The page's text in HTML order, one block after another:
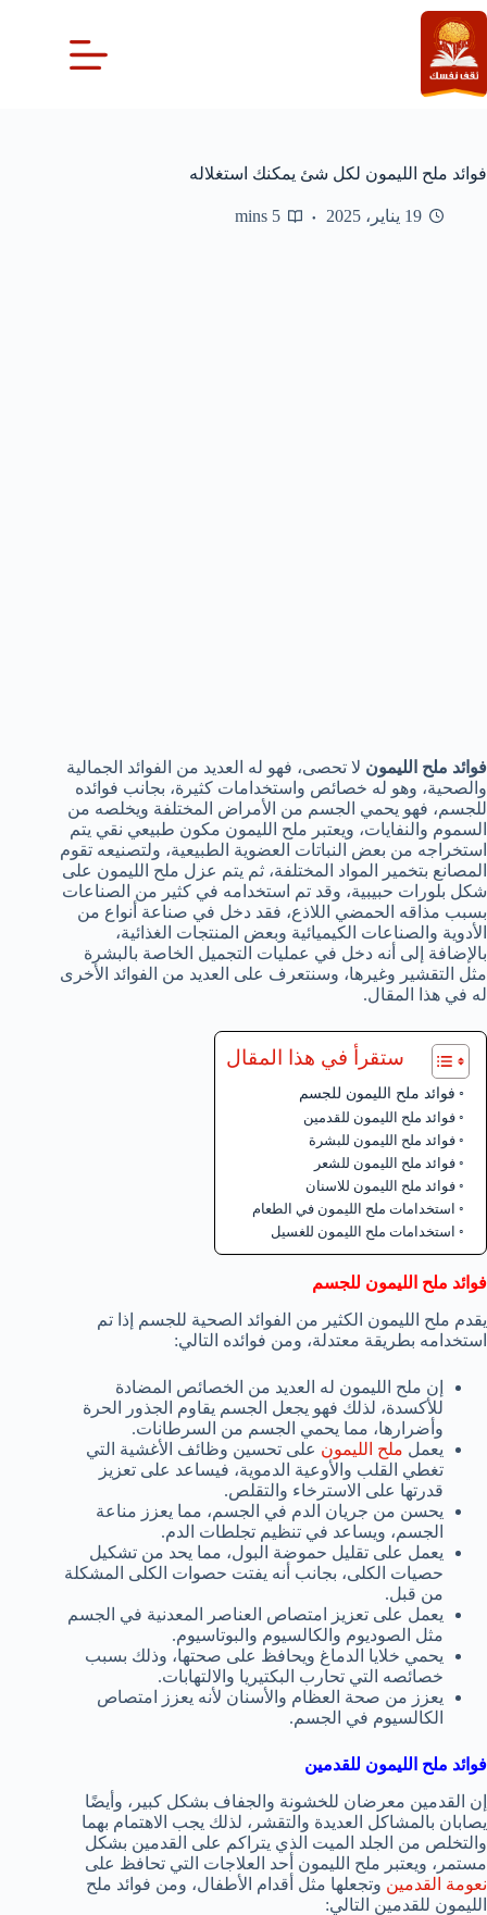
التجاوز
إلى
المحتوى
فوائد ملح الليمون لكل شئ يمكنك استغلاله
19 يناير، 2025 5 mins
فوائد ملح الليمون لا تحصى، فهو له العديد من الفوائد الجمالية
والصحية، وهو له خصائص واستخدامات كثيرة، بجانب فوائده
للجسم، فهو يحمي الجسم من الأمراض المختلفة ويخلصه من
السموم والنفايات، ويعتبر ملح الليمون مكون طبيعي نقي يتم
استخراجه من بعض النباتات العضوية الطبيعية، ولتصنيعه تقوم
المصانع بتخمير المواد المختلفة، ثم يتم عزل ملح الليمون على
شكل بلورات حبيبية، وقد تم استخدامه في كثير من الصناعات
بسبب مذاقه الحمضي اللاذع، فقد دخل في صناعة أنواع من
الأدوية والصناعات الكيميائية وبعض المنتجات الغذائية،
بالإضافة إلى أنه دخل في عمليات التجميل الخاصة بالبشرة
مثل التقشير وغيرها، وسنتعرف على العديد من الفوائد الأخرى
له في هذا المقال.
ستقرأ في هذا المقال
فوائد ملح الليمون للجسم
فوائد ملح الليمون للقدمين
فوائد ملح الليمون للبشرة
فوائد ملح الليمون للشعر
فوائد ملح الليمون للاسنان
استخدامات ملح الليمون في الطعام
استخدامات ملح الليمون للغسيل
فوائد ملح الليمون للجسم
يقدم ملح الليمون الكثير من الفوائد الصحية للجسم إذا تم
استخدامه بطريقة معتدلة، ومن فوائده التالي:
إن ملح الليمون له العديد من الخصائص المضادة
للأكسدة، لذلك فهو يجعل الجسم يقاوم الجذور الحرة
وأضرارها، مما يحمي الجسم من السرطانات.
يعمل ملح الليمون على تحسين وظائف الأغشية التي
تغطي القلب والأوعية الدموية، فيساعد على تعزيز
قدرتها على الاسترخاء والتقلص.
يحسن من جريان الدم في الجسم، مما يعزز مناعة
الجسم، ويساعد في تنظيم تجلطات الدم.
يعمل على تقليل حموضة البول، مما يحد من تشكيل
حصيات الكلى، بجانب أنه يفتت حصوات الكلى المشكلة
من قبل.
يعمل على تعزيز امتصاص العناصر المعدنية في الجسم
مثل الصوديوم والكالسيوم والبوتاسيوم.
يحمي خلايا الدماغ ويحافظ على صحتها، وذلك بسبب
خصائصه التي تحارب البكتيريا والالتهابات.
يعزز من صحة العظام والأسنان لأنه يعزز امتصاص
الكالسيوم في الجسم.
فوائد ملح الليمون للقدمين
إن القدمين معرضان للخشونة والجفاف بشكل كبير، وأيضًا
يصابان بالمشاكل العديدة والتقشر، لذلك يجب الاهتمام بهما
والتخلص من الجلد الميت الذي يتراكم على القدمين بشكل
مستمر، ويعتبر ملح الليمون أحد العلاجات التي تحافظ على
نعومة القدمين وتجعلها مثل أقدام الأطفال، ومن فوائد ملح
الليمون للقدمين التالي: